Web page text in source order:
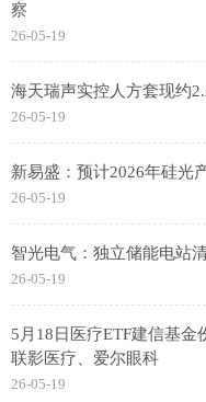
察
26-05-19
海天瑞声实控人方套现约
26-05-19
新易盛：预计2026年硅光
26-05-19
智光电气：独立储能电站
26-05-19
5月18日医疗ETF建信基金
联影医疗、爱尔眼科
26-05-19